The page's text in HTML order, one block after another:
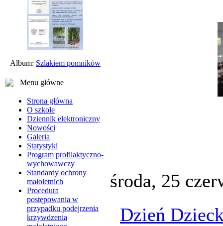
Album: Szlakiem pomników
Menu główne
Strona główna
O szkole
Dziennik elektroniczny
Nowości
Galeria
Statystyki
Program profilaktyczno-
wychowawczy
Standardy ochrony
małoletnich
Procedura
postępowania w
przypadku podejrzenia
krzywdzenia
środa, 25
Dzień